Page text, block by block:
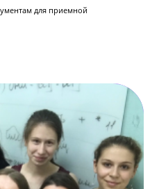
части экзамена
оформлять
чтобы не потерять
научится решать 2-ю
оценивания